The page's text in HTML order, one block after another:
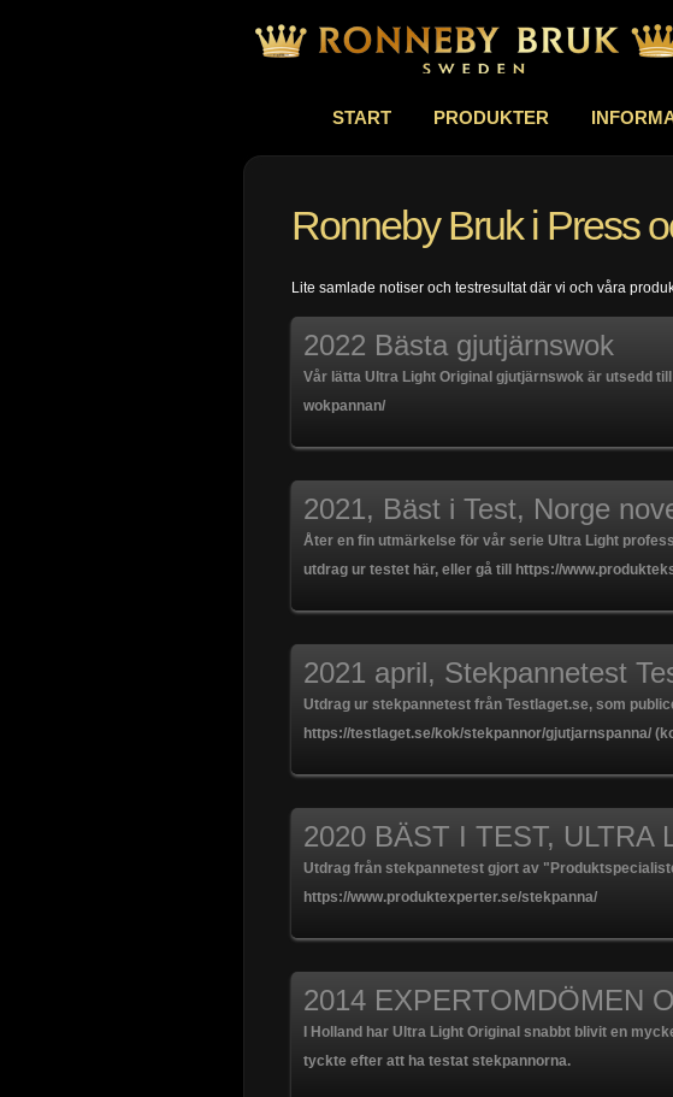
START PRODUKTER
Ronneby Bruk i Press
Lite samlade notiser och testresultat där vi och våra
2022 Bästa gjutjärnswok
Vår lätta Ultra Light Original gjutjärnswok är utsedd
wokpannan/
2021, Bäst i Test, Norge
Åter en fin utmärkelse för vår serie Ultra Light
utdrag ur testet här, eller gå till https://
2021 april, Stekpannetest
Utdrag ur stekpannetest från Testlaget.se, som
https://testlaget.se/kok/stekpannor/gjutjarnspanna/
2020 BÄST I TEST, ULTRA
Utdrag från stekpannetest gjort av
https://www.produktexperter.se/stekpanna/
2014 EXPERTOMDÖMEN
I Holland har Ultra Light Original snabbt blivit en
tyckte efter att ha testat stekpannorna.